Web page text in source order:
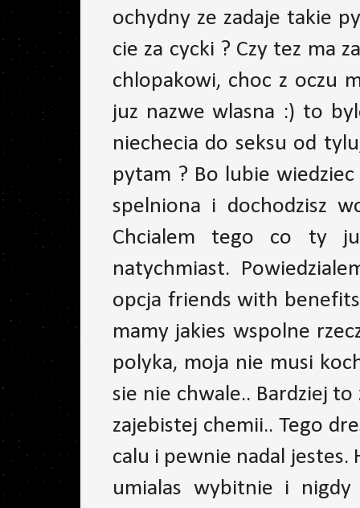
ochydny ze zadaje takie
cie za cycki ? Czy tez ma
chlopakowi, choc z oczu
juz nazwe wlasna :) to
niechecia do seksu od
pytam ? Bo lubie
spelniona i dochodzisz
Chcialem tego co ty
natychmiast.
opcja friends with
mamy jakies wspolne
polyka, moja nie musi
sie nie chwale.. Bardziej
zajebistej chemii.. Tego
calu i pewnie nadal jestes.
umialas wybitnie i